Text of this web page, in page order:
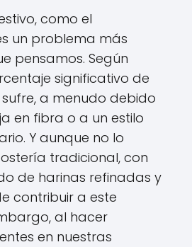
como el
un problema más
pensamos. Según
significativo de
a menudo debido
en fibra o a un estilo
Y aunque no lo
tradicional, con
de harinas refinadas y
contribuir a este
al hacer
en nuestras